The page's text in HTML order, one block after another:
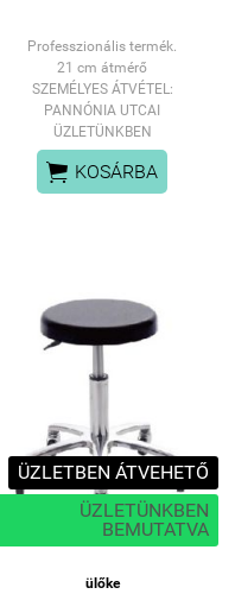
Professzionális termék.
21 cm átmérő
SZEMÉLYES ÁTVÉTEL:
PANNÓNIA UTCAI
ÜZLETÜNKBEN
 KOSÁRBA
ÜZLETBEN ÁTVEHETŐ
ÜZLETÜNKBEN
BEMUTATVA
ülőke